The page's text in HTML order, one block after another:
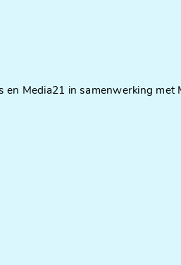
Media21 in samenwerking met